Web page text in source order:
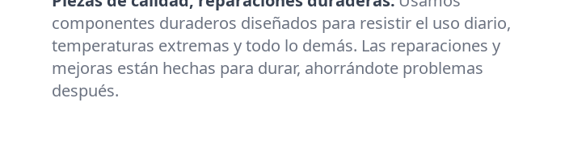
componentes duraderos diseñados para resistir el uso diario,
temperaturas extremas y todo lo demás. Las reparaciones y
mejoras están hechas para durar, ahorrándote problemas
después.